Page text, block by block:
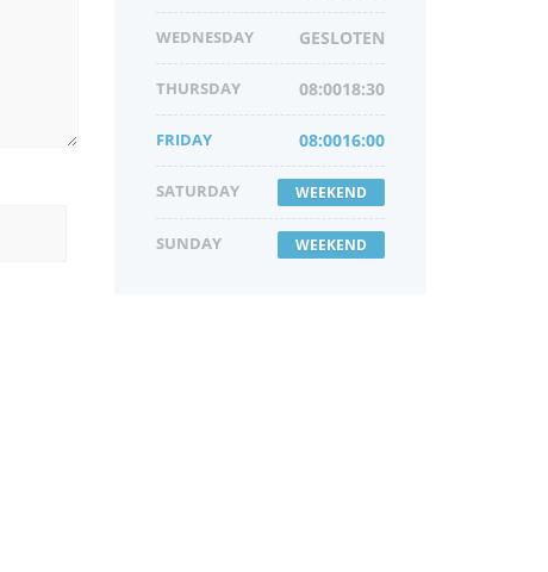
WEDNESDAY GESLOTEN
THURSDAY 08:0018:30
FRIDAY 08:0016:00
SATURDAY WEEKEND
SUNDAY WEEKEND